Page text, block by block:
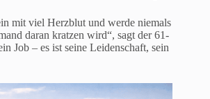
mit viel Herzblut und werde niemals
daran kratzen wird“, sagt der 61-
Job – es ist seine Leidenschaft, sein